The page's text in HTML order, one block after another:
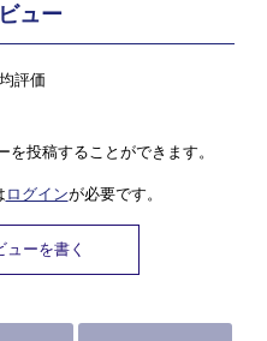
ュー
評価
を投稿することができます。
ログインが必要です。
ューを書く